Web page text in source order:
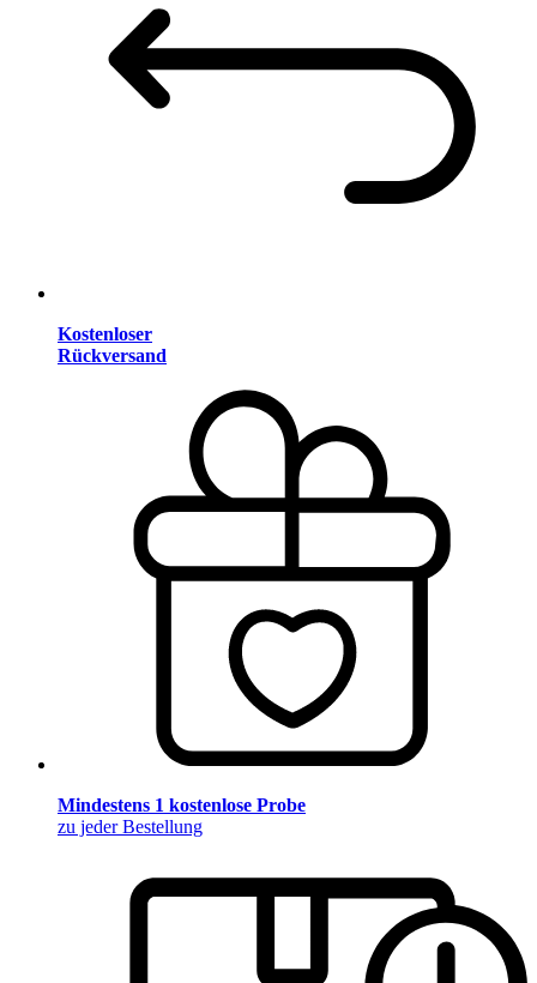
Kostenloser
Rückversand
Mindestens 1 kostenlose Probe
zu jeder Bestellung